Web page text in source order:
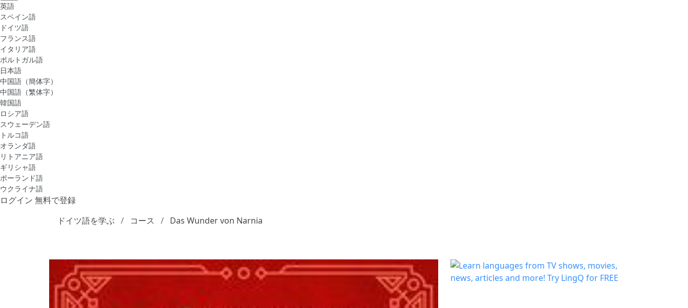
英語
スペイン語
ドイツ語
フランス語
イタリア語
ポルトガル語
日本語
中国語（簡体字）
中国語（繁体字）
韓国語
ロシア語
スウェーデン語
トルコ語
オランダ語
リトアニア語
ギリシャ語
ポーランド語
ウクライナ語
ログイン 無料で登録
ドイツ語を学ぶ
コース Das Wunder von Narnia